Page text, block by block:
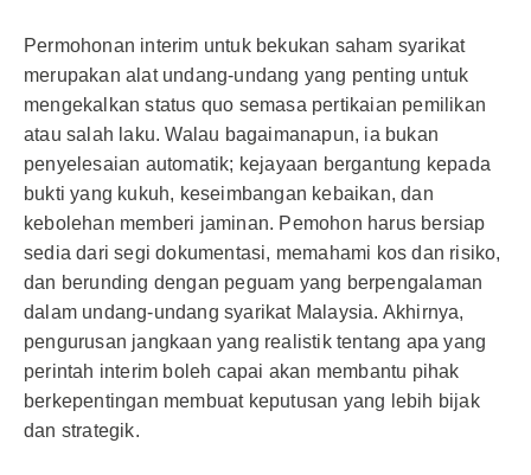
Permohonan interim untuk bekukan saham syarikat
merupakan alat undang-undang yang penting untuk
mengekalkan status quo semasa pertikaian pemilikan
atau salah laku. Walau bagaimanapun, ia bukan
penyelesaian automatik; kejayaan bergantung kepada
bukti yang kukuh, keseimbangan kebaikan, dan
kebolehan memberi jaminan. Pemohon harus bersiap
sedia dari segi dokumentasi, memahami kos dan risiko,
dan berunding dengan peguam yang berpengalaman
dalam undang-undang syarikat Malaysia. Akhirnya,
pengurusan jangkaan yang realistik tentang apa yang
perintah interim boleh capai akan membantu pihak
berkepentingan membuat keputusan yang lebih bijak
dan strategik.